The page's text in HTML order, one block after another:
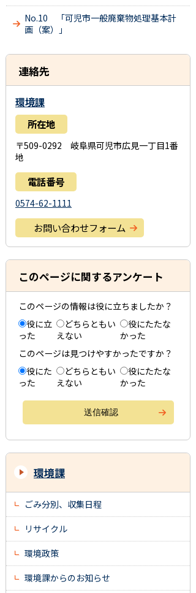
No.10 「可児市一般廃棄物処理基本計
画（案）」
連絡先
環境課
所在地
〒509-0292 岐阜県可児市広見一丁目1番
地
電話番号
0574-62-1111
お問い合わせフォーム
このページに関するアンケート
このページの情報は役に立ちましたか？
役に立
った
どちらともい
えない
役にたたな
かった
このページは見つけやすかったですか？
役にた
った
どちらともい
えない
役にたたな
かった
環境課
ごみ分別、収集日程
リサイクル
環境政策
環境課からのお知らせ